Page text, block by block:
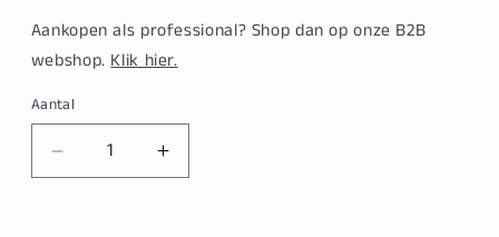
Aankopen als professional? Shop dan op onze B2B
webshop.Klik hier.
Aantal
Aantal
verlagen
Aantal
verhogen